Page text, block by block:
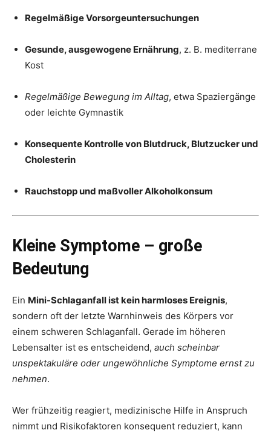
Regelmäßige Vorsorgeuntersuchungen
Gesunde, ausgewogene Ernährung, z. B. mediterrane
Kost
Regelmäßige Bewegung im Alltag, etwa Spaziergänge
oder leichte Gymnastik
Konsequente Kontrolle von Blutdruck, Blutzucker und
Cholesterin
Rauchstopp und maßvoller Alkoholkonsum
Kleine Symptome – große
Bedeutung
Ein Mini-Schlaganfall ist kein harmloses Ereignis,
sondern oft der letzte Warnhinweis des Körpers vor
einem schweren Schlaganfall. Gerade im höheren
Lebensalter ist es entscheidend, auch scheinbar
unspektakuläre oder ungewöhnliche Symptome ernst zu
nehmen.
Wer frühzeitig reagiert, medizinische Hilfe in Anspruch
nimmt und Risikofaktoren konsequent reduziert, kann